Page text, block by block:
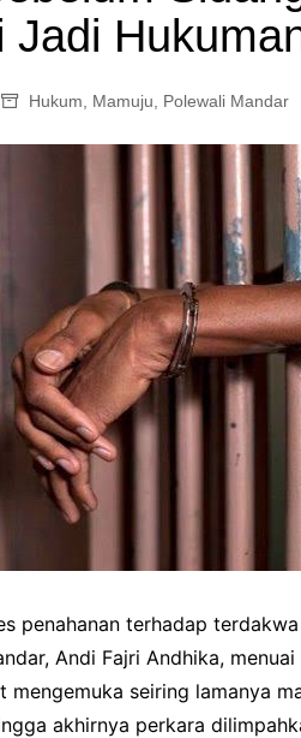
Jadi
Hukum Mamuju Polewali Mandar
penahanan terhadap
Andi Fajri Andhika,
seiring lamanya
akhirnya perkara